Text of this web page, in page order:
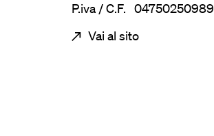
P.iva / C.F. 04750250989
Vai al sito